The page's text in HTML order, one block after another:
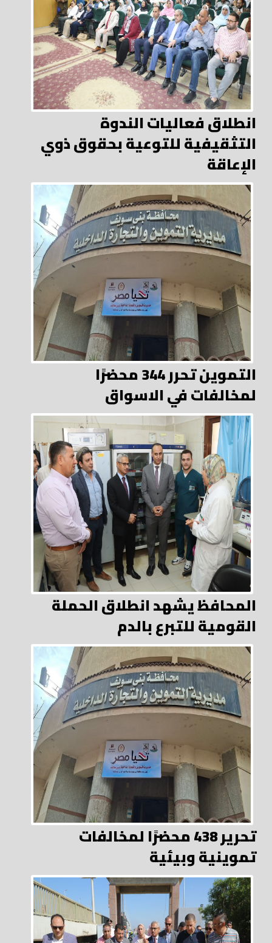
انطلاق فعاليات الندوة
التثقيفية للتوعية بحقوق ذوي
الإعاقة
التموين تحرر 344 محضرًا
لمخالفات في الاسواق
المحافظ يشهد انطلاق الحملة
القومية للتبرع بالدم
تحرير 438 محضرًا لمخالفات
تموينية وبيئية